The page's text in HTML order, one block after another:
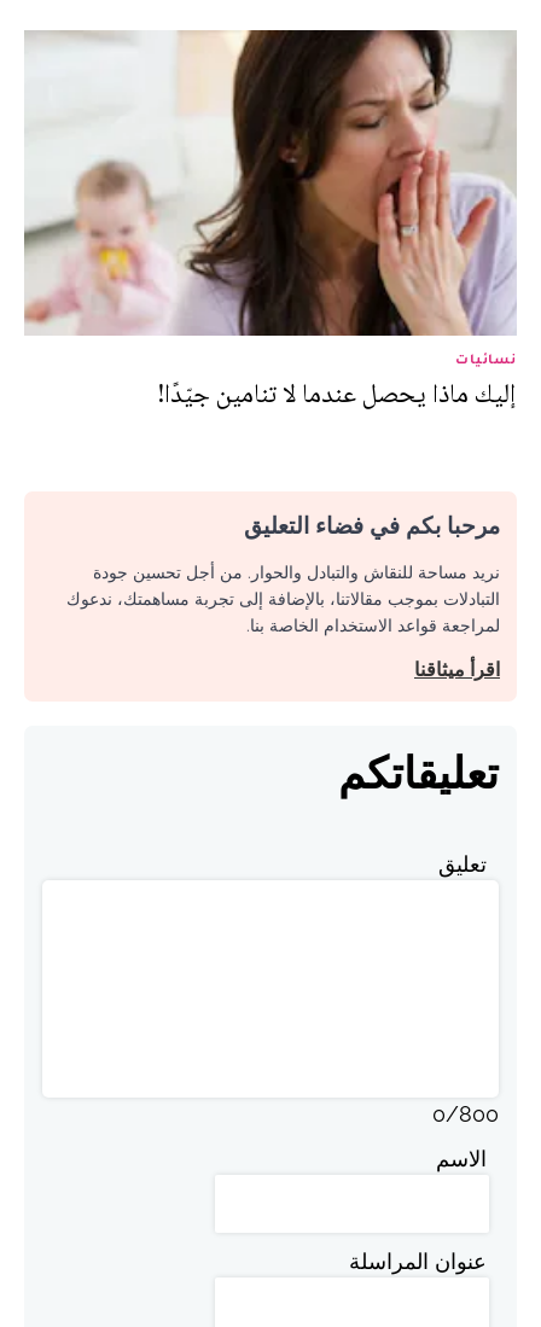
نسائيات
إليك ماذا يحصل عندما لا تنامين جيّدًا!
مرحبا بكم في فضاء التعليق
نريد مساحة للنقاش والتبادل والحوار. من أجل تحسين جودة
التبادلات بموجب مقالاتنا، بالإضافة إلى تجربة مساهمتك، ندعوك
لمراجعة قواعد الاستخدام الخاصة بنا.
اقرأ ميثاقنا
تعليقاتكم
تعليق
0/800
الاسم
عنوان المراسلة